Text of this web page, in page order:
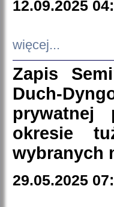
12.09.2025
więcej...
Zapis
Duch-
prywatnej
okresie
wybranych
29.05.2025